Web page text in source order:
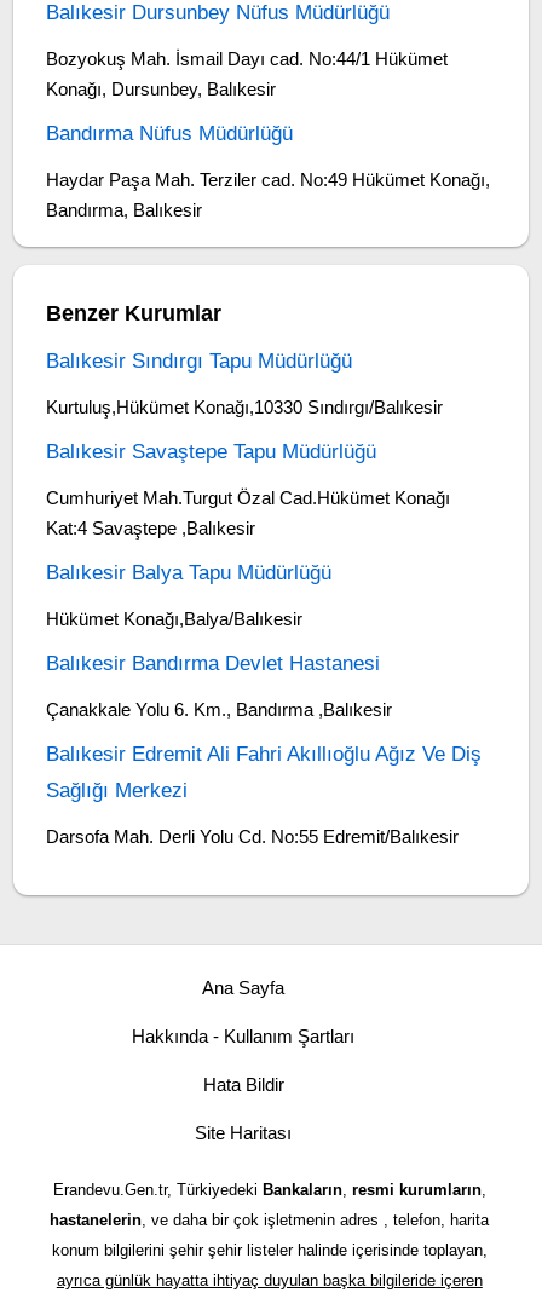
Balıkesir Dursunbey Nüfus Müdürlüğü
Bozyokuş Mah. İsmail Dayı cad. No:44/1 Hükümet
Konağı, Dursunbey, Balıkesir
Bandırma Nüfus Müdürlüğü
Haydar Paşa Mah. Terziler cad. No:49 Hükümet Konağı,
Bandırma, Balıkesir
Benzer Kurumlar
Balıkesir Sındırgı Tapu Müdürlüğü
Kurtuluş,Hükümet Konağı,10330 Sındırgı/Balıkesir
Balıkesir Savaştepe Tapu Müdürlüğü
Cumhuriyet Mah.Turgut Özal Cad.Hükümet Konağı
Kat:4 Savaştepe ,Balıkesir
Balıkesir Balya Tapu Müdürlüğü
Hükümet Konağı,Balya/Balıkesir
Balıkesir Bandırma Devlet Hastanesi
Çanakkale Yolu 6. Km., Bandırma ,Balıkesir
Balıkesir Edremit Ali Fahri Akıllıoğlu Ağız Ve Diş
Sağlığı Merkezi
Darsofa Mah. Derli Yolu Cd. No:55 Edremit/Balıkesir
Ana Sayfa
Hakkında - Kullanım Şartları
Hata Bildir
Site Haritası
Erandevu.Gen.tr, Türkiyedeki Bankaların, resmi kurumların,
hastanelerin, ve daha bir çok işletmenin adres , telefon, harita
konum bilgilerini şehir şehir listeler halinde içerisinde toplayan,
ayrıca günlük hayatta ihtiyaç duyulan başka bilgileride içeren